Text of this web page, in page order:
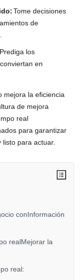
Tome decisiones
de
Prediga los
en
mejora la eficiencia
de mejora
real
para garantizar
para actuar.
conInformación
realMejorar la
real: